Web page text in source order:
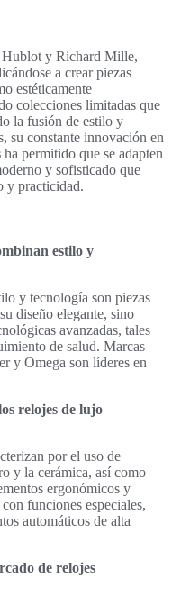
Hublot y Richard Mille,
a crear piezas
estéticamente
colecciones limitadas que
la fusión de estilo y
su constante innovación en
ha permitido que se adapten
y sofisticado que
y practicidad.
estilo y
y tecnología son piezas
diseño elegante, sino
avanzadas, tales
de salud. Marcas
y Omega son líderes en
relojes de lujo
por el uso de
y la cerámica, así como
ergonómicos y
funciones especiales,
automáticos de alta
de relojes